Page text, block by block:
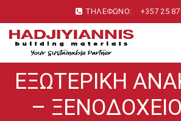
ΤΗΛΕΦΩΝΟ: +357 25
ΕΞΩΤΕΡΙΚΉ
–